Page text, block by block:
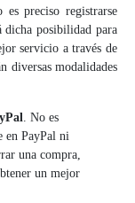
preciso registrarse
dicha posibilidad para
servicio a través de
diversas modalidades
. No es
en PayPal ni
una compra,
un mejor